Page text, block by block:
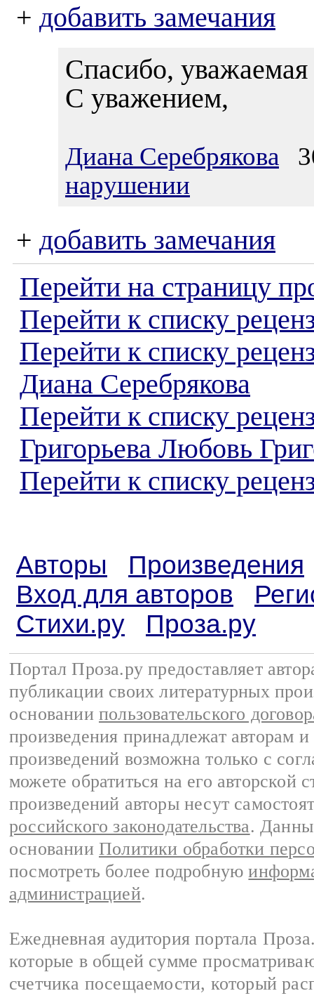
+ добавить замечания
Спасибо,
С уважением,
Диана Серебрякова
нарушении
+ добавить замечания
Перейти на страницу
Перейти к списку
Перейти к списку
Диана Серебрякова
Перейти к списку
Григорьева Любовь
Перейти к списку
Авторы
Произведения
Вход для авторов
Стихи.ру
Проза.ру
Портал Проза.ру предоставляет
публикации своих литературных
основании пользовательского
произведения принадлежат авторам
произведений возможна только с
можете обратиться на его авторской
произведений авторы несут
российского законодательства.
основании Политики обработки
посмотреть более подробную
администрацией.
Ежедневная аудитория портала
которые в общей сумме
счетчика посещаемости, который